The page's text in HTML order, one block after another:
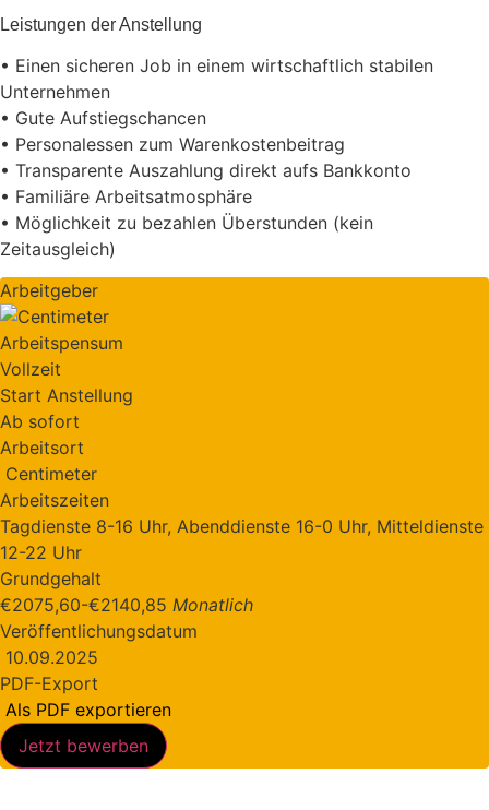
Leistungen der Anstellung
• Einen sicheren Job in einem wirtschaftlich stabilen
Unternehmen
• Gute Aufstiegschancen
• Personalessen zum Warenkostenbeitrag
• Transparente Auszahlung direkt aufs Bankkonto
• Familiäre Arbeitsatmosphäre
• Möglichkeit zu bezahlen Überstunden (kein
Zeitausgleich)
Arbeitgeber
Arbeitspensum
Vollzeit
Start Anstellung
Ab sofort
Arbeitsort
Centimeter
Arbeitszeiten
Tagdienste 8-16 Uhr, Abenddienste 16-0 Uhr, Mitteldienste
12-22 Uhr
Grundgehalt
€2075,60-€2140,85 Monatlich
Veröffentlichungsdatum
10.09.2025
PDF-Export
Als PDF exportieren
Jetzt bewerben